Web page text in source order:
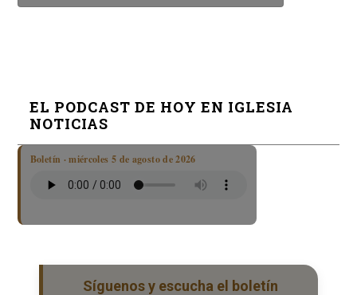
EL PODCAST DE HOY EN IGLESIA
NOTICIAS
Boletín · miércoles 5 de agosto de 2026
Síguenos y escucha el boletín